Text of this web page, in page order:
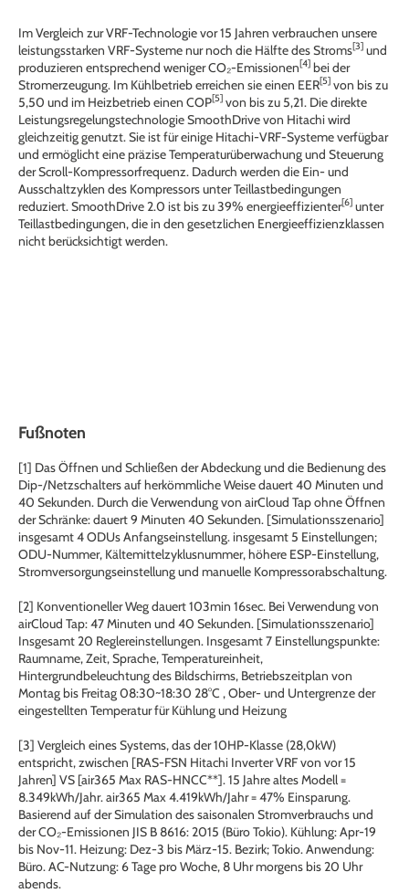
Im Vergleich zur VRF-Technologie vor 15 Jahren verbrauchen unsere
leistungsstarken VRF-Systeme nur noch die Hälfte des Stroms[3] und
produzieren entsprechend weniger CO₂-Emissionen[4] bei der
Stromerzeugung. Im Kühlbetrieb erreichen sie einen EER[5] von bis zu
5,50 und im Heizbetrieb einen COP[5] von bis zu 5,21. Die direkte
Leistungsregelungstechnologie SmoothDrive von Hitachi wird
gleichzeitig genutzt. Sie ist für einige Hitachi-VRF-Systeme verfügbar
und ermöglicht eine präzise Temperaturüberwachung und Steuerung
der Scroll-Kompressorfrequenz. Dadurch werden die Ein- und
Ausschaltzyklen des Kompressors unter Teillastbedingungen
reduziert. SmoothDrive 2.0 ist bis zu 39% energieeffizienter[6] unter
Teillastbedingungen, die in den gesetzlichen Energieeffizienzklassen
nicht berücksichtigt werden.
Fußnoten
[1] Das Öffnen und Schließen der Abdeckung und die Bedienung des
Dip-/Netzschalters auf herkömmliche Weise dauert 40 Minuten und
40 Sekunden. Durch die Verwendung von airCloud Tap ohne Öffnen
der Schränke: dauert 9 Minuten 40 Sekunden. [Simulationsszenario]
insgesamt 4 ODUs Anfangseinstellung. insgesamt 5 Einstellungen;
ODU-Nummer, Kältemittelzyklusnummer, höhere ESP-Einstellung,
Stromversorgungseinstellung und manuelle Kompressorabschaltung.
[2] Konventioneller Weg dauert 103min 16sec. Bei Verwendung von
airCloud Tap: 47 Minuten und 40 Sekunden. [Simulationsszenario]
Insgesamt 20 Reglereinstellungen. Insgesamt 7 Einstellungspunkte:
Raumname, Zeit, Sprache, Temperatureinheit,
Hintergrundbeleuchtung des Bildschirms, Betriebszeitplan von
Montag bis Freitag 08:30~18:30 28°C , Ober- und Untergrenze der
eingestellten Temperatur für Kühlung und Heizung
[3] Vergleich eines Systems, das der 10HP-Klasse (28,0kW)
entspricht, zwischen [RAS-FSN Hitachi Inverter VRF von vor 15
Jahren] VS [air365 Max RAS-HNCC**]. 15 Jahre altes Modell =
8.349kWh/Jahr. air365 Max 4.419kWh/Jahr = 47% Einsparung.
Basierend auf der Simulation des saisonalen Stromverbrauchs und
der CO₂-Emissionen JIS B 8616: 2015 (Büro Tokio). Kühlung: Apr-19
bis Nov-11. Heizung: Dez-3 bis März-15. Bezirk; Tokio. Anwendung:
Büro. AC-Nutzung: 6 Tage pro Woche, 8 Uhr morgens bis 20 Uhr
abends.